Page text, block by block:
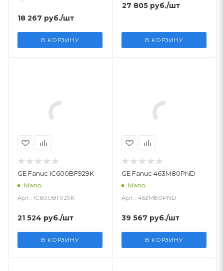
18 267 руб./шт
В КОРЗИНУ
27 805 руб./шт
В КОРЗИНУ
GE Fanuc IC600BF929K
Мало
Арт.: IC600BF929K
21 524 руб./шт
В КОРЗИНУ
GE Fanuc 463M80PND
Мало
Арт.: 463M80PND
39 567 руб./шт
В КОРЗИНУ